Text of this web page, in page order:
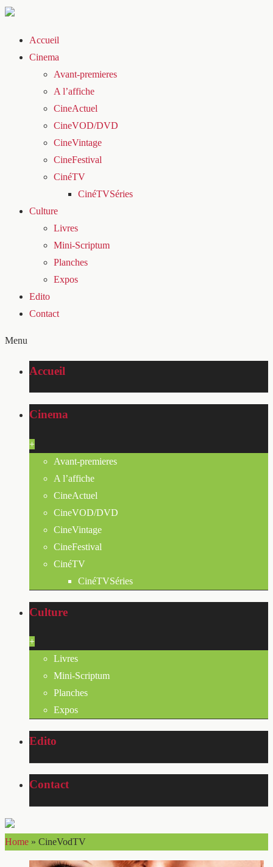
Accueil
Cinema
Avant-premieres
A l’affiche
CineActuel
CineVOD/DVD
CineVintage
CineFestival
CinéTV
CinéTVSéries
Culture
Livres
Mini-Scriptum
Planches
Expos
Edito
Contact
Menu
Accueil
Cinema
+
Avant-premieres
A l’affiche
CineActuel
CineVOD/DVD
CineVintage
CineFestival
CinéTV
CinéTVSéries
Culture
+
Livres
Mini-Scriptum
Planches
Expos
Edito
Contact
Home » CineVodTV